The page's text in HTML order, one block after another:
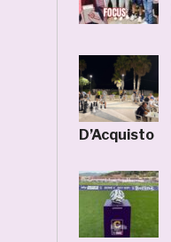
D’Acquisto